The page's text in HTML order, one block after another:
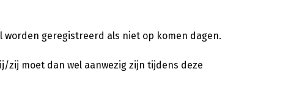
geregistreerd als niet op komen dagen.
moet dan wel aanwezig zijn tijdens deze